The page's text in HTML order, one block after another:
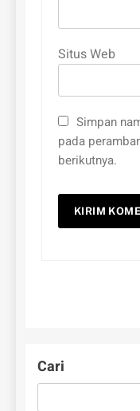
Situs Web
Simpan
pada
berikutnya.
Cari